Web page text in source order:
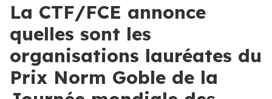
La CTF/FCE annonce
quelles sont les
organisations lauréates du
Prix Norm Goble de la